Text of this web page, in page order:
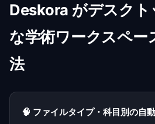
Deskora がデスクト
な学術ワークスペー
法
🧠 ファイルタイプ・科目別の自